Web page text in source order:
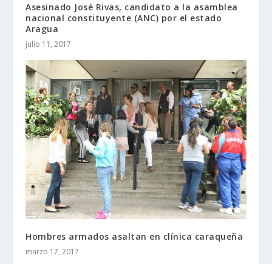
Asesinado José Rivas, candidato a la asamblea
nacional constituyente (ANC) por el estado
Aragua
julio 11, 2017
Hombres armados asaltan en clínica caraqueña
marzo 17, 2017